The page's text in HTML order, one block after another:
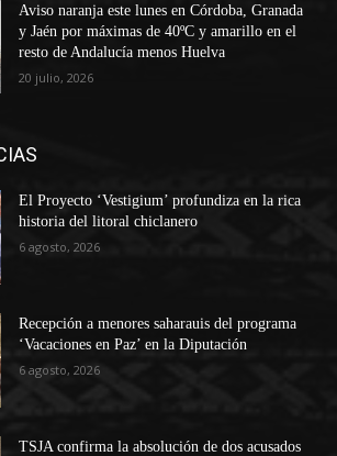
Aviso naranja este lunes en Córdoba, Granada
y Jaén por máximas de 40ºC y amarillo en el
resto de Andalucía menos Huelva
20 julio, 2026
El Proyecto ‘Vestigium’ profundiza en la rica
historia del litoral chiclanero
6 agosto, 2026
Recepción a menores saharauis del programa
‘Vacaciones en Paz’ en la Diputación
6 agosto, 2026
TSJA confirma la absolución de dos acusados